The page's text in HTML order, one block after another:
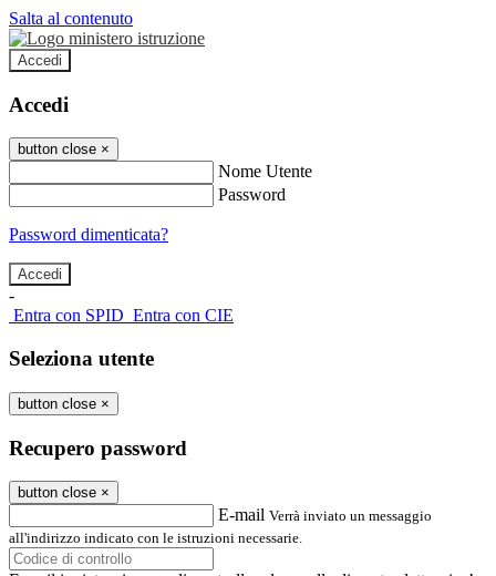
Salta al contenuto
Accedi
Accedi
button close ×
Nome Utente
Password
Password dimenticata?
-
Entra con SPID Entra con CIE
Seleziona utente
button close ×
Recupero password
button close ×
E-mail Verrà inviato un messaggio
all'indirizzo indicato con le istruzioni necessarie.